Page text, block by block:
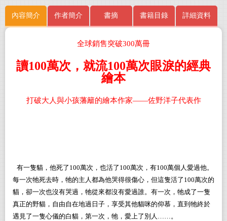
內容簡介 作者簡介 書摘 書籍目錄 詳細資料
全球銷售突破300萬冊
讀100萬次，就流100萬次眼淚的經典
繪本
打破大人與小孩藩籬的繪本作家——佐野洋子代表作
有一隻貓，他死了 100萬次，也活了 100萬次，有100萬個人愛過他。
每一次牠死去時，牠的主人都為他哭得很傷心，但這隻活了 100萬次的
貓，卻一次也沒有哭過，牠從來都沒有愛過誰。有一次，牠成了一隻
真正的野貓，自由自在地過日子，享受其他貓咪的仰慕，直到牠終於
遇見了一隻心儀的白貓，第一次，牠，愛上了別人 ……。